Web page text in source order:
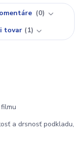
0
tovar 1
a drsnosť podkladu,